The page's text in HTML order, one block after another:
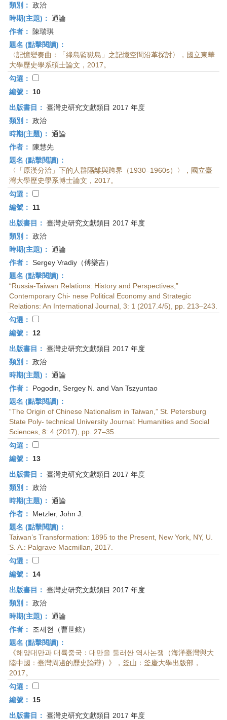
類別： 政治
時期(主題)： 通論
作者：
陳瑞琪
題名 (點擊閱讀)：
〈記憶變奏曲：「綠島監獄島」之記憶空間沿革探討〉，國立東華
大學歷史學系碩士論文，2017。
勾選：
編號：
10
出版書目： 臺灣史研究文獻類目 2017 年度
類別： 政治
時期(主題)： 通論
作者：
陳慧先
題名 (點擊閱讀)：
〈「原漢分治」下的人群隔離與跨界（1930–1960s）〉，國立臺
灣大學歷史學系博士論文，2017。
勾選：
編號：
11
出版書目： 臺灣史研究文獻類目 2017 年度
類別： 政治
時期(主題)： 通論
作者： Sergey Vradiy（傅樂吉）
題名 (點擊閱讀)：
“Russia-Taiwan Relations: History and Perspectives,”
Contemporary Chi- nese Political Economy and Strategic
Relations: An International Journal, 3: 1 (2017.4/5), pp. 213–243.
勾選：
編號：
12
出版書目： 臺灣史研究文獻類目 2017 年度
類別： 政治
時期(主題)： 通論
作者：
Pogodin, Sergey N. and Van Tszyuntao
題名 (點擊閱讀)：
“The Origin of Chinese Nationalism in Taiwan,” St. Petersburg
State Poly- technical University Journal: Humanities and Social
Sciences, 8: 4 (2017), pp. 27–35.
勾選：
編號：
13
出版書目： 臺灣史研究文獻類目 2017 年度
類別： 政治
時期(主題)： 通論
作者：
Metzler, John J.
題名 (點擊閱讀)：
Taiwan’s Transformation: 1895 to the Present, New York, NY, U.
S. A.: Palgrave Macmillan, 2017.
勾選：
編號：
14
出版書目： 臺灣史研究文獻類目 2017 年度
類別： 政治
時期(主題)： 通論
作者：
조세현（曹世鉉）
題名 (點擊閱讀)：
《해양대만과 대륙중국：대만을 둘러싼 역사논쟁（海洋臺灣與大
陸中國：臺灣周邊的歷史論辯）》，釜山：釜慶大學出版部，
2017。
勾選：
編號：
15
出版書目： 臺灣史研究文獻類目 2017 年度